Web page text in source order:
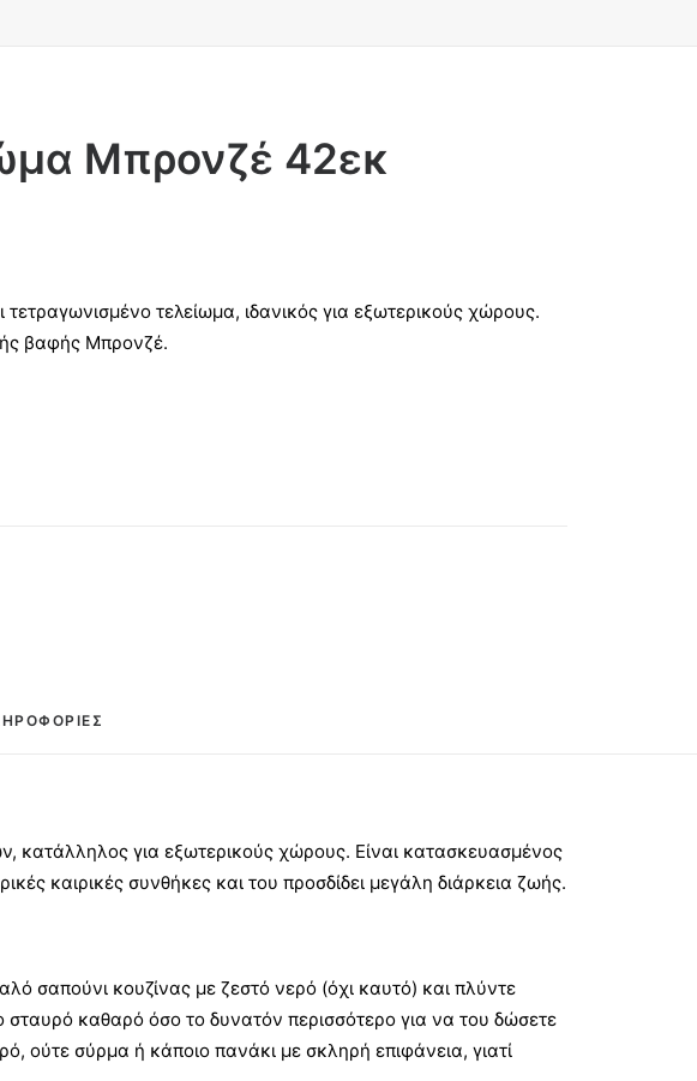
Μπρονζέ 42εκ
τελείωμα, ιδανικός για εξωτερικούς χώρους.
βαφής Μπρονζέ.
για εξωτερικούς χώρους. Είναι κατασκευασμένος
καιρικές συνθήκες και του προσδίδει μεγάλη διάρκεια ζωής.
σαπούνι κουζίνας με ζεστό νερό (όχι καυτό) και πλύντε
καθαρό όσο το δυνατόν περισσότερο για να του δώσετε
ούτε σύρμα ή κάποιο πανάκι με σκληρή επιφάνεια, γιατί